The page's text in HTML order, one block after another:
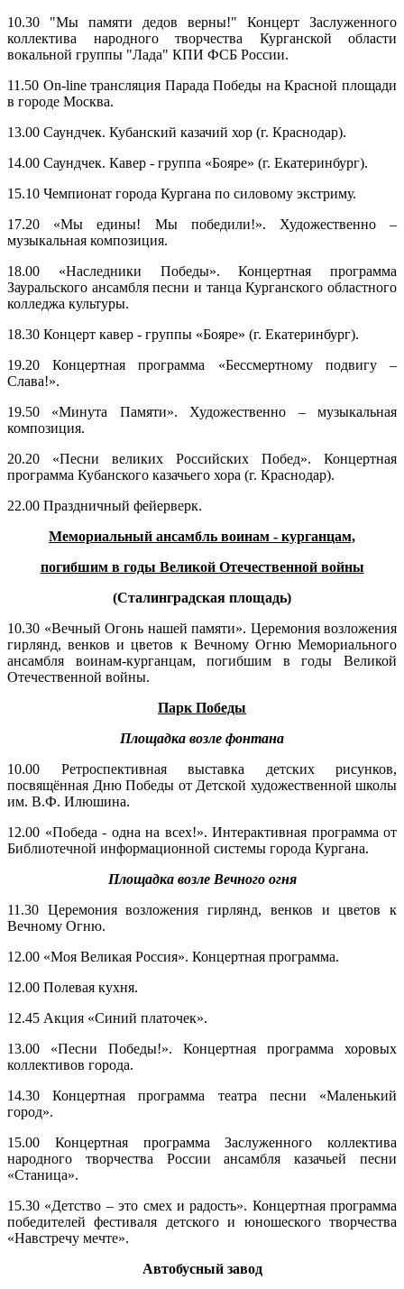
10.30 "Мы памяти дедов верны!" Концерт Заслуженного
коллектива народного творчества Курганской области
вокальной группы "Лада" КПИ ФСБ России.
11.50 Оn-line трансляция Парада Победы на Красной площади
в городе Москва.
13.00 Саундчек. Кубанский казачий хор (г. Краснодар).
14.00 Саундчек. Кавер - группа «Бояре» (г. Екатеринбург).
15.10 Чемпионат города Кургана по силовому экстриму.
17.20 «Мы едины! Мы победили!». Художественно –
музыкальная композиция.
18.00 «Наследники Победы». Концертная программа
Зауральского ансамбля песни и танца Курганского областного
колледжа культуры.
18.30 Концерт кавер - группы «Бояре» (г. Екатеринбург).
19.20 Концертная программа «Бессмертному подвигу –
Слава!».
19.50 «Минута Памяти». Художественно – музыкальная
композиция.
20.20 «Песни великих Российских Побед». Концертная
программа Кубанского казачьего хора (г. Краснодар).
22.00 Праздничный фейерверк.
Мемориальный ансамбль воинам - курганцам,
погибшим в годы Великой Отечественной войны
(Сталинградская площадь)
10.30 «Вечный Огонь нашей памяти». Церемония возложения
гирлянд, венков и цветов к Вечному Огню Мемориального
ансамбля воинам-курганцам, погибшим в годы Великой
Отечественной войны.
Парк Победы
Площадка возле фонтана
10.00 Ретроспективная выставка детских рисунков,
посвящённая Дню Победы от Детской художественной школы
им. В.Ф. Илюшина.
12.00 «Победа - одна на всех!». Интерактивная программа от
Библиотечной информационной системы города Кургана.
Площадка возле Вечного огня
11.30 Церемония возложения гирлянд, венков и цветов к
Вечному Огню.
12.00 «Моя Великая Россия». Концертная программа.
12.00 Полевая кухня.
12.45 Акция «Синий платочек».
13.00 «Песни Победы!». Концертная программа хоровых
коллективов города.
14.30 Концертная программа театра песни «Маленький
город».
15.00 Концертная программа Заслуженного коллектива
народного творчества России ансамбля казачьей песни
«Станица».
15.30 «Детство – это смех и радость». Концертная программа
победителей фестиваля детского и юношеского творчества
«Навстречу мечте».
Автобусный завод